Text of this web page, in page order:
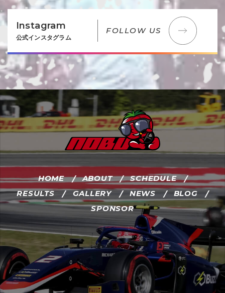
Instagram
公式インスタグラム
FOLLOW US
HOME ABOUT
SCHEDULE
RESULTS
GALLERY NEWS
BLOG
SPONSOR